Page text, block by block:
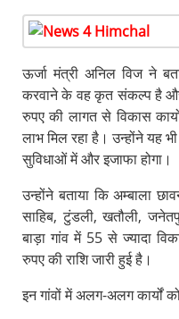
ऊर्जा मंत्री अनिल विज ने
करवाने के वह कृत संकल्प है और
रुपए की लागत से विकास
लाभ मिल रहा है। उन्होंने यह
सुविधाओं में और इजाफा होगा।
उन्होंने बताया कि अम्बाला
साहिब, टुंडली, खतौली,
बाड़ा गांव में 55 से ज्यादा
रुपए की राशि जारी हुई है।
इन गांवों में अलग-अलग कार्यों